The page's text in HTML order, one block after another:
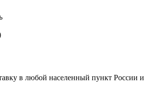
в любой населенный пункт России и